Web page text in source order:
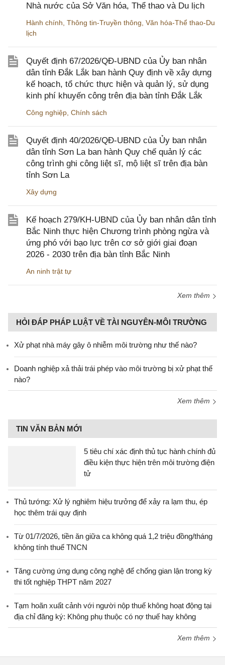
Nhà nước của Sở Văn hóa, Thể thao và Du lịch
Hành chính, Thông tin-Truyền thông, Văn hóa-Thể thao-Du
lịch
Quyết định 67/2026/QĐ-UBND của Ủy ban nhân
dân tỉnh Đắk Lắk ban hành Quy định về xây dựng
kế hoạch, tổ chức thực hiện và quản lý, sử dụng
kinh phí khuyến công trên địa bàn tỉnh Đắk Lắk
Công nghiệp, Chính sách
Quyết định 40/2026/QĐ-UBND của Ủy ban nhân
dân tỉnh Sơn La ban hành Quy chế quản lý các
công trình ghi công liệt sĩ, mộ liệt sĩ trên địa bàn
tỉnh Sơn La
Xây dựng
Kế hoạch 279/KH-UBND của Ủy ban nhân dân tỉnh
Bắc Ninh thực hiện Chương trình phòng ngừa và
ứng phó với bạo lực trên cơ sở giới giai đoạn
2026 - 2030 trên địa bàn tỉnh Bắc Ninh
An ninh trật tự
Xem thêm
HỎI ĐÁP PHÁP LUẬT VỀ TÀI NGUYÊN-MÔI TRƯỜNG
Xử phạt nhà máy gây ô nhiễm môi trường như thế nào?
Doanh nghiệp xả thải trái phép vào môi trường bị xử phạt thế
nào?
Xem thêm
TIN VĂN BẢN MỚI
5 tiêu chí xác định thủ tục hành chính đủ
điều kiện thực hiện trên môi trường điện
tử
Thủ tướng: Xử lý nghiêm hiệu trưởng để xảy ra lạm thu, ép
học thêm trái quy định
Từ 01/7/2026, tiền ăn giữa ca không quá 1,2 triệu đồng/tháng
không tính thuế TNCN
Tăng cường ứng dụng công nghệ để chống gian lận trong kỳ
thi tốt nghiệp THPT năm 2027
Tạm hoãn xuất cảnh với người nộp thuế không hoạt động tại
địa chỉ đăng ký: Không phụ thuộc có nợ thuế hay không
Xem thêm